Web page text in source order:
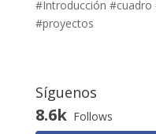
#Introducción
#proyectos
Síguenos
8.6k Follows